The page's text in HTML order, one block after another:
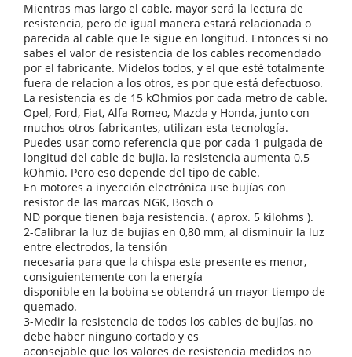
Mientras mas largo el cable, mayor será la lectura de
resistencia, pero de igual manera estará relacionada o
parecida al cable que le sigue en longitud. Entonces si no
sabes el valor de resistencia de los cables recomendado
por el fabricante. Midelos todos, y el que esté totalmente
fuera de relacion a los otros, es por que está defectuoso.
La resistencia es de 15 kOhmios por cada metro de cable.
Opel, Ford, Fiat, Alfa Romeo, Mazda y Honda, junto con
muchos otros fabricantes, utilizan esta tecnología.
Puedes usar como referencia que por cada 1 pulgada de
longitud del cable de bujia, la resistencia aumenta 0.5
kOhmio. Pero eso depende del tipo de cable.
En motores a inyección electrónica use bujías con
resistor de las marcas NGK, Bosch o
ND porque tienen baja resistencia. ( aprox. 5 kilohms ).
2-Calibrar la luz de bujías en 0,80 mm, al disminuir la luz
entre electrodos, la tensión
necesaria para que la chispa este presente es menor,
consiguientemente con la energía
disponible en la bobina se obtendrá un mayor tiempo de
quemado.
3-Medir la resistencia de todos los cables de bujías, no
debe haber ninguno cortado y es
aconsejable que los valores de resistencia medidos no